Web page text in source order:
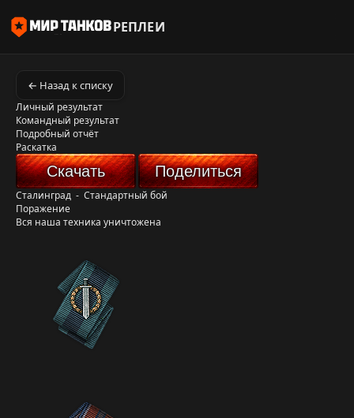
РЕПЛЕИ
← Назад к списку
Личный результат
Командный результат
Подробный отчёт
Раскатка
Скачать Поделиться
Сталинград - Стандартный бой
Поражение
Вся наша техника уничтожена